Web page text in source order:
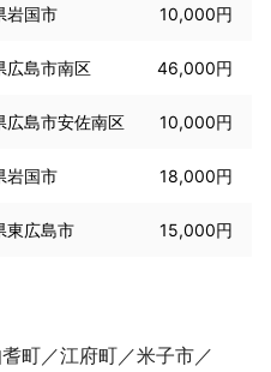
岩国市 10,000円
広島市南区 46,000円
広島市安佐南区 10,000円
岩国市 18,000円
東広島市 15,000円
町 江府町
米子市